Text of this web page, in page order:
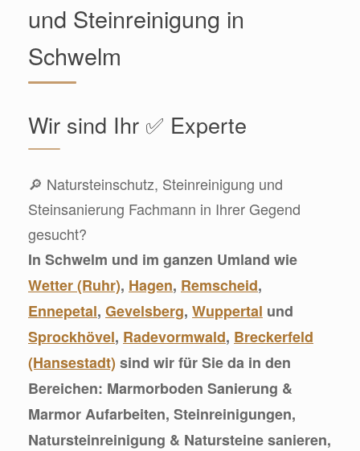
und Steinreinigung in
Schwelm
Wir sind Ihr ✅ Experte
🔎 Natursteinschutz, Steinreinigung und
Steinsanierung Fachmann in Ihrer Gegend
gesucht?
In Schwelm und im ganzen Umland wie
Wetter (Ruhr), Hagen, Remscheid,
Ennepetal, Gevelsberg, Wuppertal und
Sprockhövel, Radevormwald, Breckerfeld
(Hansestadt) sind wir für Sie da in den
Bereichen: Marmorboden Sanierung &
Marmor Aufarbeiten, Steinreinigungen,
Natursteinreinigung & Natursteine sanieren,